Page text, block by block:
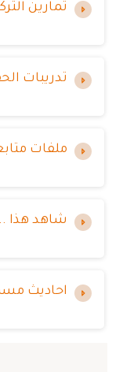
تمارين
تدريبات
ملفات
شاهد هذا
احاديث